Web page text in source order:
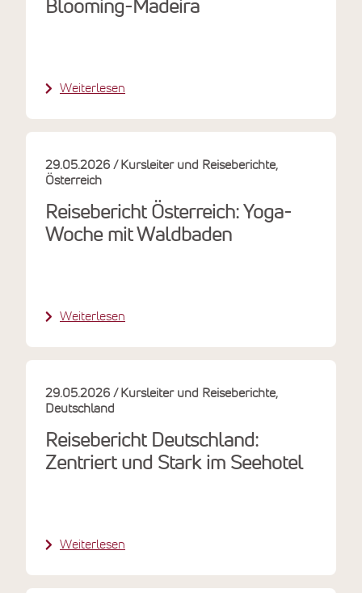
Blooming-Madeira
Weiterlesen
Reisebericht Österreich: Yoga-
Woche mit Waldbaden
29.05.2026
Kursleiter und Reiseberichte
Österreich
Weiterlesen
Reisebericht Deutschland:
Zentriert und Stark im Seehotel
29.05.2026
Kursleiter und Reiseberichte
Deutschland
Weiterlesen